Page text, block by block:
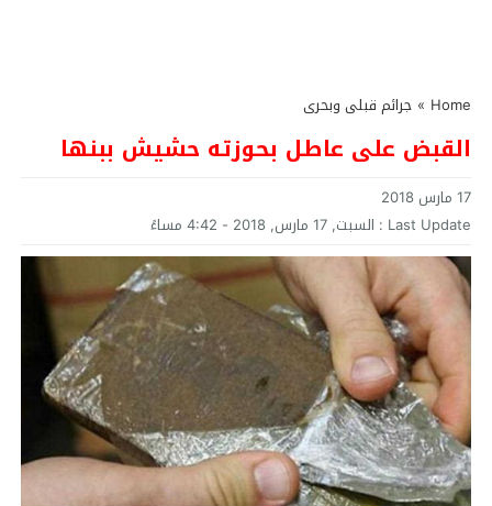
Home
» جرائم قبلى وبحرى
القبض على عاطل بحوزته حشيش ببنها
17 مارس 2018
Last Update : السبت, 17 مارس, 2018 - 4:42 مساءً